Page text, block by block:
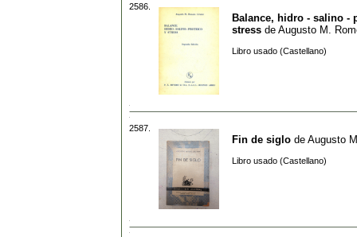
2586.
Balance, hidro - salino -
stress de Augusto M.
Libro usado (Castellano)
2587.
Fin de siglo de Augusto
Libro usado (Castellano)